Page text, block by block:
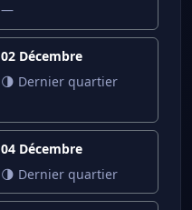
—
02 Décembre
🌗 Dernier quartier
04 Décembre
🌗 Dernier quartier